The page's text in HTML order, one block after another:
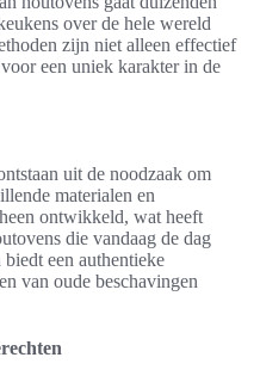
over de hele wereld
zijn niet alleen effectief
een uniek karakter in de
uit de noodzaak om
materialen en
ontwikkeld, wat heeft
die vandaag de dag
een authentieke
van oude beschavingen